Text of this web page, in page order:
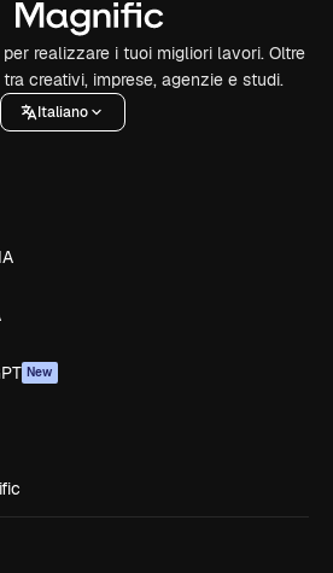
realizzare i tuoi migliori lavori. Oltre
creativi, imprese, agenzie e studi.
Italiano
New